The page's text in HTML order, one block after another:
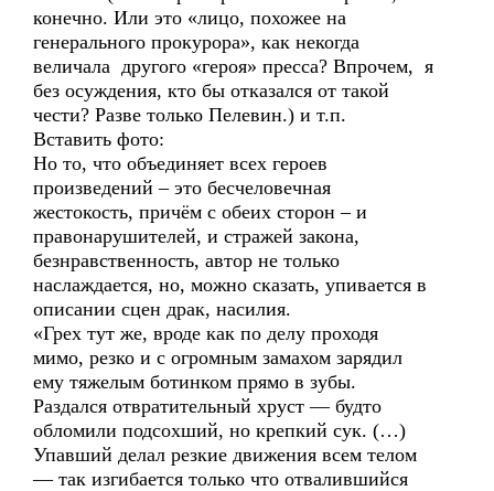
конечно. Или это «лицо, похожее на
генерального прокурора», как некогда
величала другого «героя» пресса? Впрочем, я
без осуждения, кто бы отказался от такой
чести? Разве только Пелевин.) и т.п.
Вставить фото:
Но то, что объединяет всех героев
произведений – это бесчеловечная
жестокость, причём с обеих сторон – и
правонарушителей, и стражей закона,
безнравственность, автор не только
наслаждается, но, можно сказать, упивается в
описании сцен драк, насилия.
«Грех тут же, вроде как по делу проходя
мимо, резко и с огромным замахом зарядил
ему тяжелым ботинком прямо в зубы.
Раздался отвратительный хруст — будто
обломили подсохший, но крепкий сук. (…)
Упавший делал резкие движения всем телом
— так изгибается только что отвалившийся